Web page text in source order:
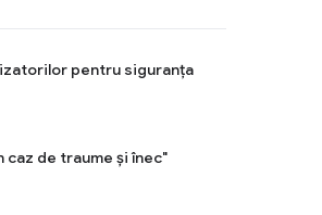
pentru siguranţa
caz de traume şi înec"